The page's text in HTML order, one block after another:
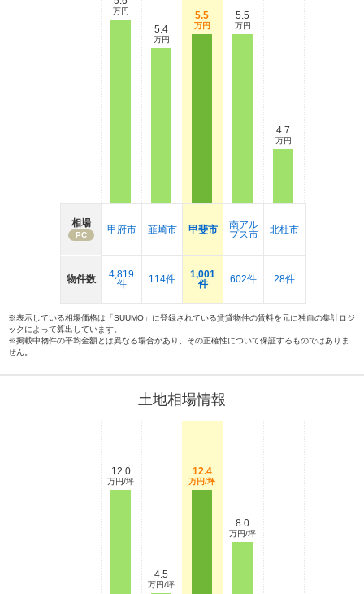
相場
PC
物件数
万円
甲府市
4,819
件
5.4
万円
韮崎市
114件
5.5
万円
甲斐市
1,001
件
5.5
万円
南アル
プス市
602件
4.7
万円
北杜市
28件
※表示している相場価格は「SUUMO」に登録されている賃貸物件の賃料を元に独自の集計ロジ
ックによって算出しています。
※掲載中物件の平均金額とは異なる場合があり、その正確性について保証するものではありま
せん。
土地相場情報
12.0
万円/坪
4.5
万円/坪
12.4
万円/坪
8.0
万円/坪